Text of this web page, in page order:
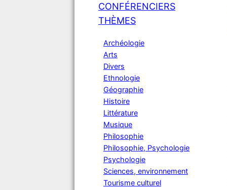
CONFÉRENCIERS
THÈMES
Archéologie
Arts
Divers
Ethnologie
Géographie
Histoire
Littérature
Musique
Philosophie
Philosophie, Psychologie
Psychologie
Sciences, environnement
Tourisme culturel